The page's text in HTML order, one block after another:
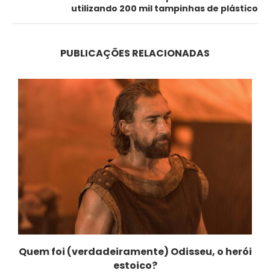
utilizando 200 mil tampinhas de plástico
PUBLICAÇÕES RELACIONADAS
Quem foi (verdadeiramente) Odisseu, o herói
estoico?